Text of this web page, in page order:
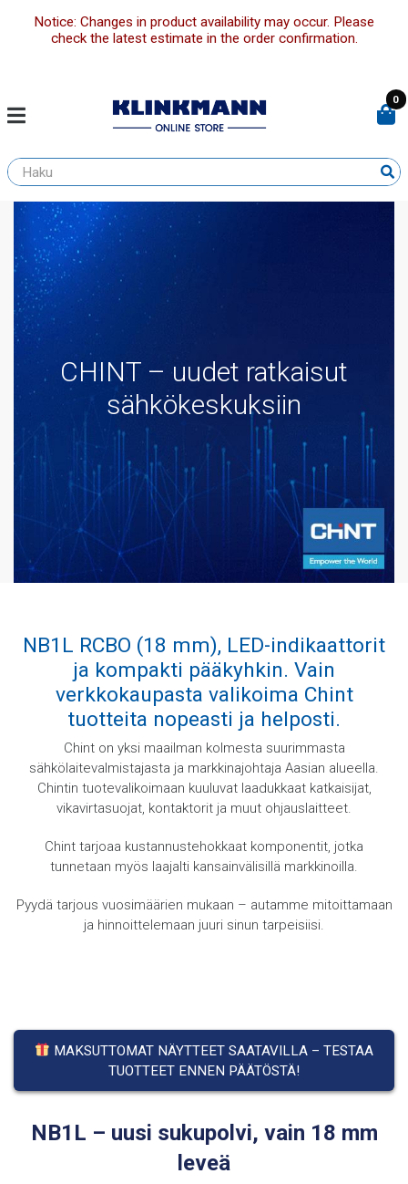
Notice: Changes in product availability may occur. Please
check the latest estimate in the order confirmation.
0
CHINT – uudet ratkaisut
sähkökeskuksiin
NB1L RCBO (18 mm), LED-indikaattorit
ja kompakti pääkyhkin. Vain
verkkokaupasta valikoima Chint
tuotteita nopeasti ja helposti.
Chint on yksi maailman kolmesta suurimmasta
sähkölaitevalmistajasta ja markkinajohtaja Aasian alueella.
Chintin tuotevalikoimaan kuuluvat laadukkaat katkaisijat,
vikavirtasuojat, kontaktorit ja muut ohjauslaitteet.
Chint tarjoaa kustannustehokkaat komponentit, jotka
tunnetaan myös laajalti kansainvälisillä markkinoilla.
Pyydä tarjous vuosimäärien mukaan – autamme mitoittamaan
ja hinnoittelemaan juuri sinun tarpeisiisi.
MAKSUTTOMAT NÄYTTEET SAATAVILLA – TESTAA
TUOTTEET ENNEN PÄÄTÖSTÄ!
NB1L – uusi sukupolvi, vain 18 mm
leveä